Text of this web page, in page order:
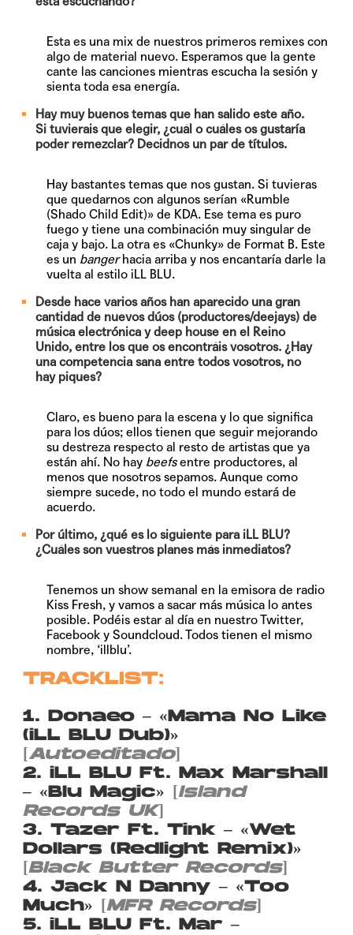
Esta es una mix de nuestros primeros remixes con
algo de material nuevo. Esperamos que la gente
cante las canciones mientras escucha la sesión y
sienta toda esa energía.
Hay muy buenos temas que han salido este año.
Si tuvierais que elegir, ¿cuál o cuáles os gustaría
poder remezclar? Decidnos un par de títulos.
Hay bastantes temas que nos gustan. Si tuvieras
que quedarnos con algunos serían «Rumble
(Shado Child Edit)» de KDA. Ese tema es puro
fuego y tiene una combinación muy singular de
caja y bajo. La otra es «Chunky» de Format B. Este
es un bangerhacia arriba y nos encantaría darle la
vuelta al estilo iLL BLU.
Desde hace varios años han aparecido una gran
cantidad de nuevos dúos (productores/deejays) de
música electrónica y deep house en el Reino
Unido, entre los que os encontráis vosotros. ¿Hay
una competencia sana entre todos vosotros, no
hay piques?
Claro, es bueno para la escena y lo que significa
para los dúos; ellos tienen que seguir mejorando
su destreza respecto al resto de artistas que ya
están ahí. No hay beefsentre productores, al
menos que nosotros sepamos. Aunque como
siempre sucede, no todo el mundo estará de
acuerdo.
Por último, ¿qué es lo siguiente para iLL BLU?
¿Cuáles son vuestros planes más inmediatos?
Tenemos un show semanal en la emisora de radio
Kiss Fresh, y vamos a sacar más música lo antes
posible. Podéis estar al día en nuestro Twitter,
Facebook y Soundcloud. Todos tienen el mismo
nombre, ‘illblu’.
TRACKLIST:
1. Donaeo – «Mama No Like
(iLL BLU Dub)»
Autoeditado]
2. iLL BLU Ft. Max Marshall
– «Blu Magic»
Island
Records UK
3. Tazer Ft. Tink – «Wet
Dollars (Redlight Remix)»
[Black Butter Records]
4. Jack N Danny – «Too
Much»
[MFR Records]
5. iLL BLU Ft. Mar –